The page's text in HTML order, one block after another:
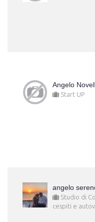
Angelo
Start UP
angelo
Studio di
cespiti e